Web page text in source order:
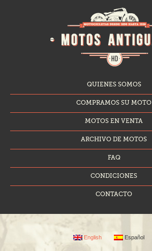
QUIENES SOMOS
COMPRAMOS SU MOTO
MOTOS EN VENTA
ARCHIVO DE MOTOS
FAQ
CONDICIONES
CONTACTO
English Español